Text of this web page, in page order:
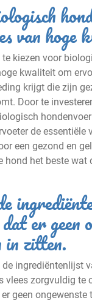
van
kiezen voor
kwaliteit om
krijgt die zijn
Door te
de essentiële
een gezond en
hond het beste wat
er geen
in zitten.
de ingrediëntenlijst
vlees zorgvuldig te
geen ongewenste